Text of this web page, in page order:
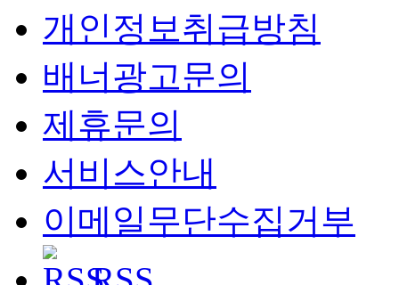
개인정보취급방침
배너광고문의
제휴문의
서비스안내
이메일무단수집거부